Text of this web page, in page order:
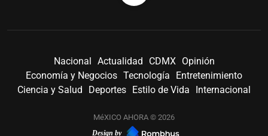
Nacional Actualidad CDMX
Opinión
Economía y Negocios Tecnología
Entretenimiento
Ciencia y Salud
Deportes Estilo de Vida Internacional
MéXICO AHORA © 2026
Design by